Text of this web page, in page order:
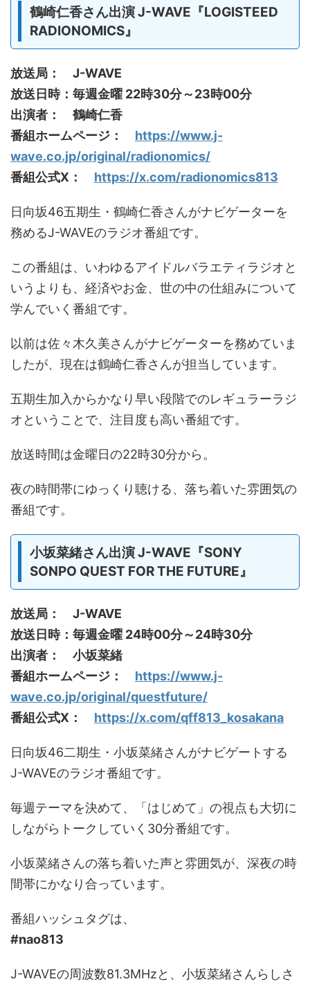
鶴崎仁香さん出演 J-WAVE『LOGISTEED
RADIONOMICS』
放送局： J-WAVE
放送日時：毎週金曜 22時30分～23時00分
出演者： 鶴崎仁香
番組ホームページ： https://www.j-
wave.co.jp/original/radionomics/
番組公式X： https://x.com/radionomics813
日向坂46五期生・鶴崎仁香さんがナビゲーターを
務めるJ-WAVEのラジオ番組です。
この番組は、いわゆるアイドルバラエティラジオと
いうよりも、経済やお金、世の中の仕組みについて
学んでいく番組です。
以前は佐々木久美さんがナビゲーターを務めていま
したが、現在は鶴崎仁香さんが担当しています。
五期生加入からかなり早い段階でのレギュラーラジ
オということで、注目度も高い番組です。
放送時間は金曜日の22時30分から。
夜の時間帯にゆっくり聴ける、落ち着いた雰囲気の
番組です。
小坂菜緒さん出演 J-WAVE『SONY
SONPO QUEST FOR THE FUTURE』
放送局： J-WAVE
放送日時：毎週金曜 24時00分～24時30分
出演者： 小坂菜緒
番組ホームページ： https://www.j-
wave.co.jp/original/questfuture/
番組公式X： https://x.com/qff813_kosakana
日向坂46二期生・小坂菜緒さんがナビゲートする
J-WAVEのラジオ番組です。
毎週テーマを決めて、「はじめて」の視点も大切に
しながらトークしていく30分番組です。
小坂菜緒さんの落ち着いた声と雰囲気が、深夜の時
間帯にかなり合っています。
番組ハッシュタグは、
#nao813
J-WAVEの周波数81.3MHzと、小坂菜緒さんらしさ